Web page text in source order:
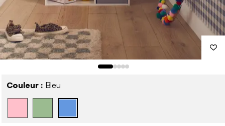
Couleur : Bleu